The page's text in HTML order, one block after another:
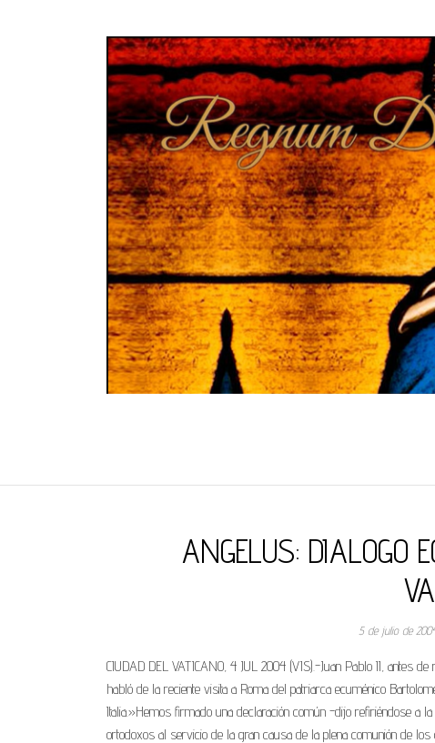
ANGELUS: DIALOGO
5 de julio de
CIUDAD DEL VATICANO, 4 JUL 2004 (VIS).-Juan Pablo II, antes
habló de la reciente visita a Roma del patriarca ecuménico
Italia.»Hemos firmado una declaración común -dijo refiriéndose
ortodoxos al servicio de la gran causa de la plena comunión de